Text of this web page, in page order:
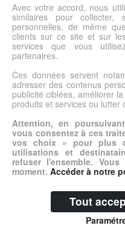
© DSh0p 2026 -
Avec votre accord, nous
similaires pour collecter,
personnelles, de même
clients sur ce site et sur
services que vous
partenaires.
Ces données servent
adresser des contenus
publicité ciblées, améliorer
produits et services ou lutter
Attention, en
vous consentez à ces
vos choix » pour plus
utilisations et
refuser l'ensemble.
moment. Accéder à notre
Tout